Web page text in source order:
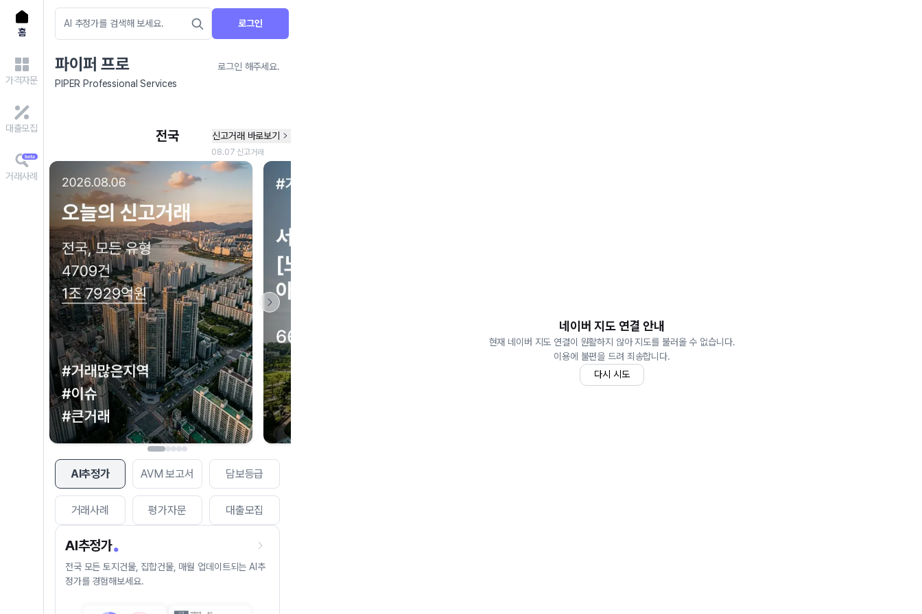
홈
가격자문
대출모집
거래사례
로그인
파이퍼 프로
로그인 해주세요.
PIPER Professional Services
AI추정가 AVM 보고서 담보등급
거래사례 평가자문 대출모집
AI추정가
전국 모든 토지건물, 집합건물, 매월 업데이트되는 AI추
정가를 경험해보세요.
네이버 지도 연결 안내
현재 네이버 지도 연결이 원활하지 않아 지도를 불러올 수 없습니다.
이용에 불편을 드려 죄송합니다.
다시 시도